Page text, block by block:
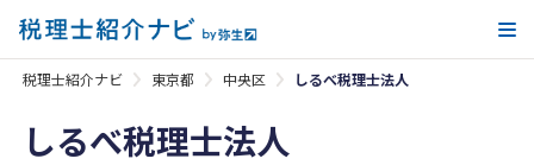
税理士紹介ナビ 東京都 中央区 しるべ税理士法人
しるべ税理士法人